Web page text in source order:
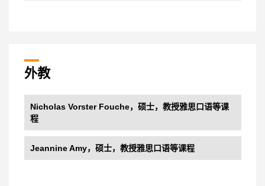
外教
Nicholas Vorster Fouche，硕士，教授雅思口语等课
程
Jeannine Amy，硕士，教授雅思口语等课程